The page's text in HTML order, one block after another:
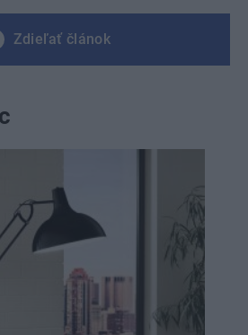
Zdieľať článok